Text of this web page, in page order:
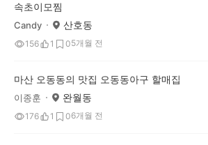
속초이모찜
Candy 산호동
156 1 05개월 전
마산 오동동의 맛집 오동동아구 할매집
이종훈 완월동
176 1 06개월 전